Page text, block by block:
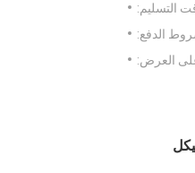
التسليم:
الدفع:
العرض: